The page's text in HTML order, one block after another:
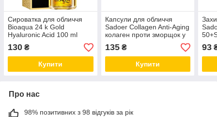
Сироватка для обличчя
Bioaqua 24 k Gold
Hyaluronic Acid 100 ml
130 ₴
Купити
Капсули для обличчя
Sadoer Collagen Anti-Aging
колаген проти зморщок у
капсулах 30 штук
135₴
Купити
93
Про нас
98% позитивних з 98 відгуків за рік